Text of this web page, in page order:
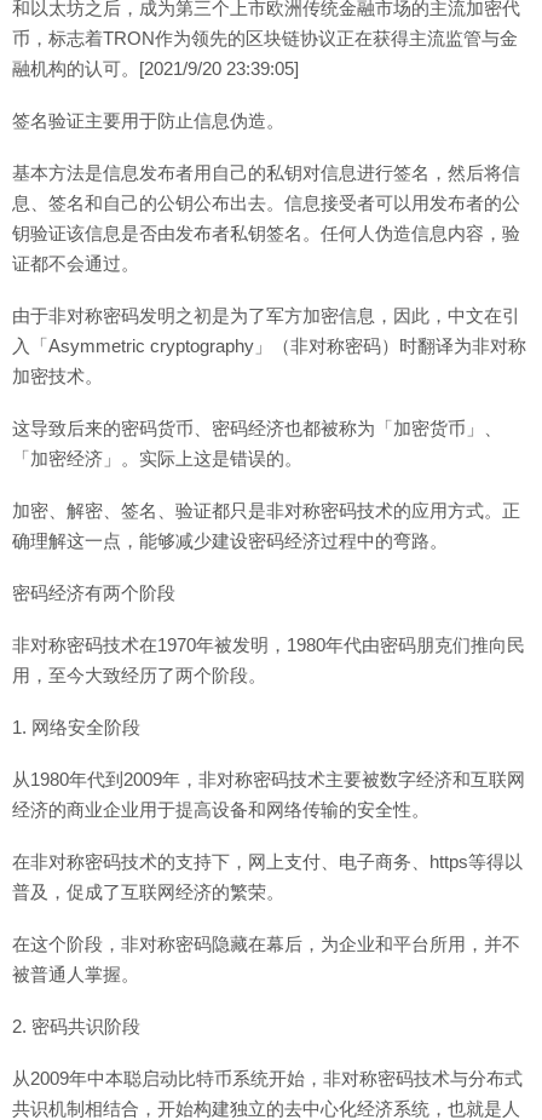
和以太坊之后，成为第三个上市欧洲传统金融市场的主流加密代
币，标志着TRON作为领先的区块链协议正在获得主流监管与金
融机构的认可。[2021/9/20 23:39:05]
签名验证主要用于防止信息伪造。
基本方法是信息发布者用自己的私钥对信息进行签名，然后将信
息、签名和自己的公钥公布出去。信息接受者可以用发布者的公
钥验证该信息是否由发布者私钥签名。任何人伪造信息内容，验
证都不会通过。
由于非对称密码发明之初是为了军方加密信息，因此，中文在引
入「Asymmetric cryptography」（非对称密码）时翻译为非对称
加密技术。
这导致后来的密码货币、密码经济也都被称为「加密货币」、
「加密经济」。实际上这是错误的。
加密、解密、签名、验证都只是非对称密码技术的应用方式。正
确理解这一点，能够减少建设密码经济过程中的弯路。
密码经济有两个阶段
非对称密码技术在1970年被发明，1980年代由密码朋克们推向民
用，至今大致经历了两个阶段。
1. 网络安全阶段
从1980年代到2009年，非对称密码技术主要被数字经济和互联网
经济的商业企业用于提高设备和网络传输的安全性。
在非对称密码技术的支持下，网上支付、电子商务、https等得以
普及，促成了互联网经济的繁荣。
在这个阶段，非对称密码隐藏在幕后，为企业和平台所用，并不
被普通人掌握。
2. 密码共识阶段
从2009年中本聪启动比特币系统开始，非对称密码技术与分布式
共识机制相结合，开始构建独立的去中心化经济系统，也就是人